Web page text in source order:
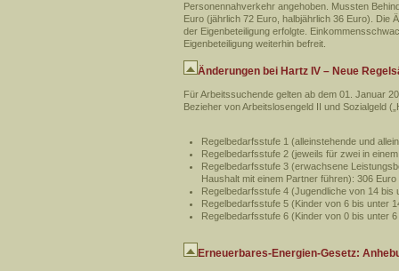
Personennahverkehr angehoben. Mussten
Euro (jährlich 72 Euro, halbjährlich 36 Euro). Die
der Eigenbeteiligung erfolgte.
Eigenbeteiligung weiterhin befreit.
Änderungen bei Hartz IV – Neue
Für Arbeitssuchende gelten ab dem 01. Januar
Bezieher von Arbeitslosengeld II und Sozialgeld
Regelbedarfsstufe 1 (alleinstehende und
Regelbedarfsstufe 2 (jeweils für zwei in
Regelbedarfsstufe 3 (erwachsene
Haushalt mit einem Partner führen): 306 Euro
Regelbedarfsstufe 4 (Jugendliche von 14 bis
Regelbedarfsstufe 5 (Kinder von 6 bis unter
Regelbedarfsstufe 6 (Kinder von 0 bis unter
Erneuerbares-Energien-Gesetz: